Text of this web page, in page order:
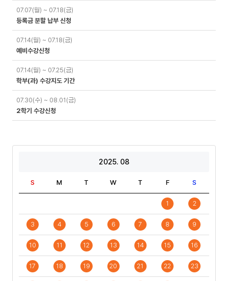
07.07(월) ~ 07.18(금)
등록금 분할 납부 신청
07.14(월) ~ 07.18(금)
예비수강신청
07.14(월) ~ 07.25(금)
학부(과) 수강지도 기간
07.30(수) ~ 08.01(금)
2학기 수강신청
2025. 08
S M T W T F S
1 2
3 4 5 6 7 8 9
10 11 12 13 14 15 16
17 18 19 20 21 22 23